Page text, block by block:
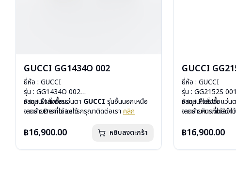
GUCCI GG1434O 002
ยี่ห้อ : GUCCI
รุ่น : GG1434O 002
วัสดุ : Stainless
เลนส์ : Demo Lens
น้ำหนัก : 30 กรัม
การรับประกัน : 1 ปี
หากสนใจสั่งชื้อแว่นตา GUCCI รุ่นอื่นนอกเหนือ
จากรายการที่ได้ลงไว้ กรุณาติดต่อเรา คลิก
฿16,900.00 หยิบลงตะกร้า
GUCCI
ยี่ห้อ : GUCCI
รุ่น : GG2152S 001
วัสดุ : Plastic
เลนส์ : กันแดดสีดำเ
น้ำหนัก : 33 กรัม
การรับประกัน : 1 ปี
หากสนใจสั่งชื้อแว่น
จากรายการที่ได้ลง
฿16,900.00